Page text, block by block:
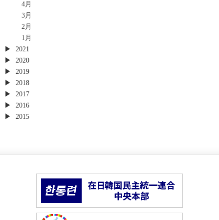
4月
3月
2月
1月
2021
2020
2019
2018
2017
2016
2015